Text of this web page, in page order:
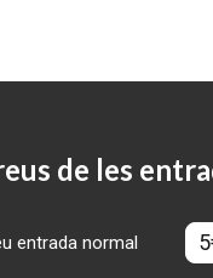
de les
entrada normal